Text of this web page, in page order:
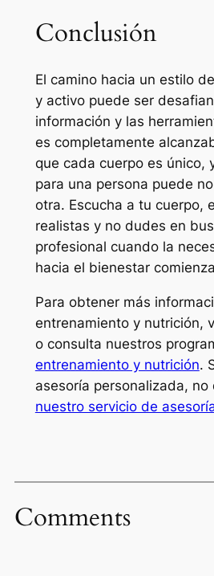
Conclusión
El camino hacia un estilo
y activo puede ser
información y las
es completamente
que cada cuerpo es único,
para una persona puede
otra. Escucha a tu cuerpo,
realistas y no dudes en
profesional cuando la
hacia el bienestar
Para obtener más
entrenamiento y nutrición,
o consulta nuestros
entrenamiento y nutrición.
asesoría personalizada,
nuestro servicio de
Comments